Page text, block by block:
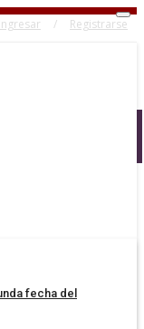
Ingresar / Registrarse
fecha del